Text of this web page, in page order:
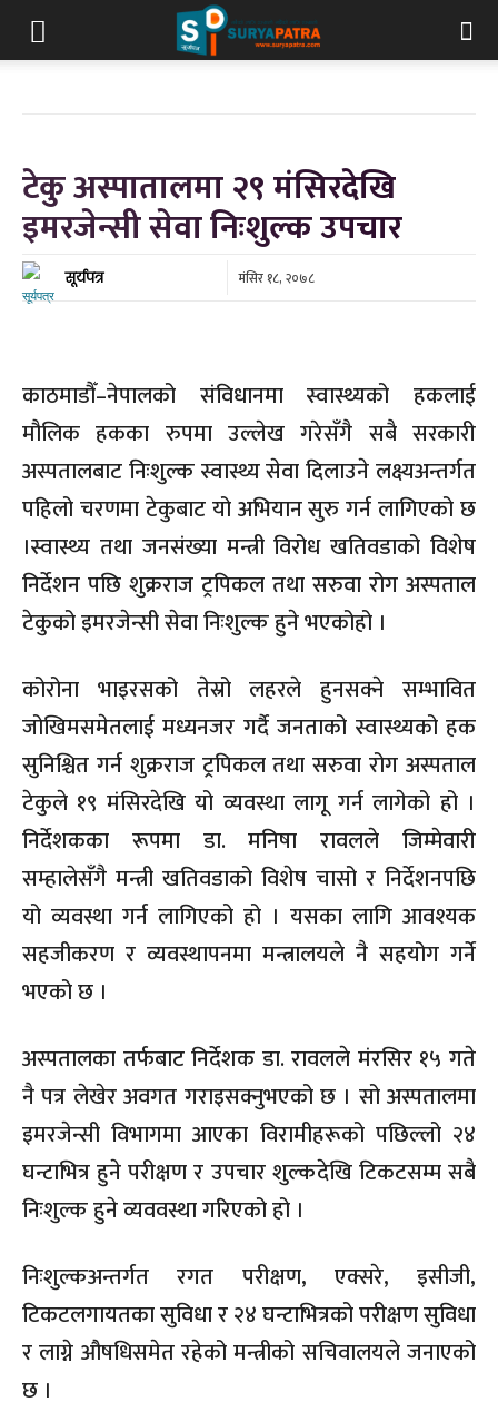
टेकु अस्पातालमा २९ मंसिरदेखि
इमरजेन्सी सेवा निःशुल्क उपचार
सूर्यपत्र मंसिर १८, २०७८
काठमाडौँ–नेपालको संविधानमा स्वास्थ्यको हकलाई
मौलिक हकका रुपमा उल्लेख गरेसँगै सबै सरकारी
अस्पतालबाट निःशुल्क स्वास्थ्य सेवा दिलाउने लक्ष्यअन्तर्गत
पहिलो चरणमा टेकुबाट यो अभियान सुरु गर्न लागिएको छ
।स्वास्थ्य तथा जनसंख्या मन्त्री विरोध खतिवडाको विशेष
निर्देशन पछि शुक्रराज ट्रपिकल तथा सरुवा रोग अस्पताल
टेकुको इमरजेन्सी सेवा निःशुल्क हुने भएकोहो ।
कोरोना भाइरसको तेस्रो लहरले हुनसक्ने सम्भावित
जोखिमसमेतलाई मध्यनजर गर्दै जनताको स्वास्थ्यको हक
सुनिश्चित गर्न शुक्रराज ट्रपिकल तथा सरुवा रोग अस्पताल
टेकुले १९ मंसिरदेखि यो व्यवस्था लागू गर्न लागेको हो ।
निर्देशकका रूपमा डा. मनिषा रावलले जिम्मेवारी
सम्हालेसँगै मन्त्री खतिवडाको विशेष चासो र निर्देशनपछि
यो व्यवस्था गर्न लागिएको हो । यसका लागि आवश्यक
सहजीकरण र व्यवस्थापनमा मन्त्रालयले नै सहयोग गर्ने
भएको छ ।
अस्पतालका तर्फबाट निर्देशक डा. रावलले मंरसिर १५ गते
नै पत्र लेखेर अवगत गराइसक्नुभएको छ । सो अस्पतालमा
इमरजेन्सी विभागमा आएका विरामीहरूको पछिल्लो २४
घन्टाभित्र हुने परीक्षण र उपचार शुल्कदेखि टिकटसम्म सबै
निःशुल्क हुने व्यववस्था गरिएको हो ।
निःशुल्कअन्तर्गत रगत परीक्षण, एक्सरे, इसीजी,
टिकटलगायतका सुविधा र २४ घन्टाभित्रको परीक्षण सुविधा
र लाग्ने औषधिसमेत रहेको मन्त्रीको सचिवालयले जनाएको
छ ।